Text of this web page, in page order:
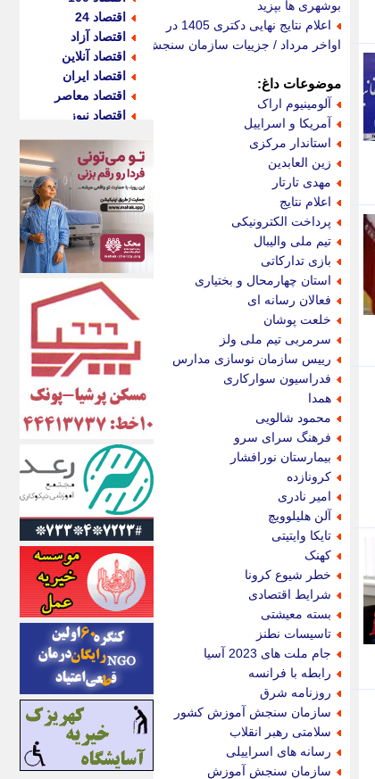
بوشهری ها بپزید
اعلام نتایج نهایی دکتری 1405 در
اواخر مرداد / جزییات سازمان سنجش
موضوعات داغ:
آلومینیوم اراک
آمریکا و اسراییل
استاندار مرکزی
زین العابدین
مهدی تارتار
اعلام نتایج
پرداخت الکترونیکی
تیم ملی والیبال
بازی تدارکاتی
استان چهارمحال و بختیاری
فعالان رسانه ای
خلعت پوشان
سرمربی تیم ملی ولز
رییس سازمان نوسازی مدارس
فدراسیون سوارکاری
همدا
محمود شالویی
فرهنگ سرای سرو
بیمارستان نورافشار
کرونازده
امیر نادری
آلن هلیلوویچ
تایکا وایتیتی
کهنک
خطر شیوع کرونا
شرایط اقتصادی
بسته معیشتی
تاسیسات نطنز
جام ملت های 2023 آسیا
رابطه با فرانسه
روزنامه شرق
سازمان سنجش آموزش کشور
سلامتی رهبر انقلاب
رسانه های اسراییلی
سازمان سنجش آموزش
اقتصاد 24
اقتصاد آزاد
اقتصاد آنلاین
اقتصاد ایران
اقتصاد معاصر
اقتصاد نیوز
اکوفارس
اکونگار
اکونیوز
الف
انتشار آنلاین
اندیشه قرن
اندیشه معاصر
اندیشه ها
انرژی پرس
ای استخدام
ایتنا
ایراف
ایران آرت
ایران آنلاین
ایران زندگی
ایران فوری
ایرانی روز
ایرانیتال
ایرنا
ایسکانیوز
ایسنا
ایکنا
ایلنا
اینتیتر
ایونا نیوز
بازتاب آنلاین
باشگاه خبرنگاران
باغستان نیوز
بامبوک
ببین و بخون
بدینسان
بنکر